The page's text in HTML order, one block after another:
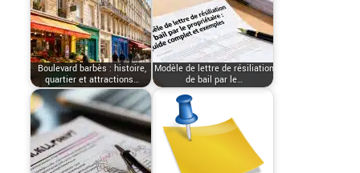
Boulevard barbès : histoire,
quartier et attractions…
Modèle de lettre de résiliation
de bail par le…